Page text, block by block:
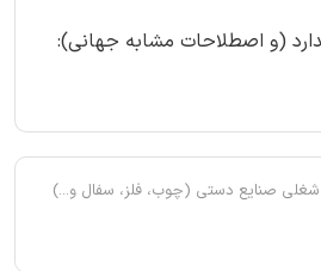
(و اصطلاحات مشابه جهانی):
شغلی صنایع دستی (چوب، فلز، سفال و...)